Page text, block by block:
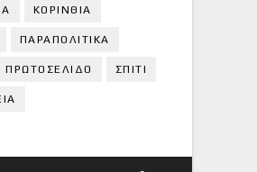
ΚΟΡΙΝΘΙΑ
ΠΑΡΑΠΟΛΙΤΙΚΑ
ΠΡΩΤΟΣΕΛΙΔΟ ΣΠΙΤΙ